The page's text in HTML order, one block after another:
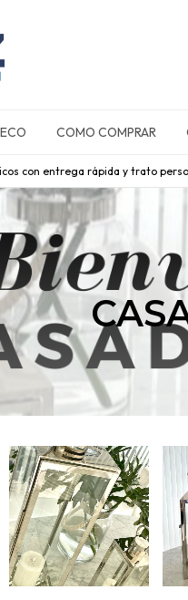
COMO COMPRAR
con entrega rápida y trato